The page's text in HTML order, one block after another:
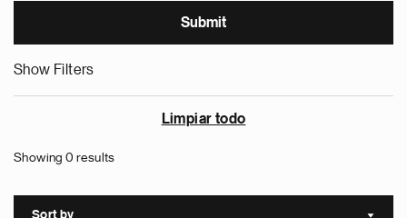
Show Filters
Limpiar todo
Showing 0 results
Sort by